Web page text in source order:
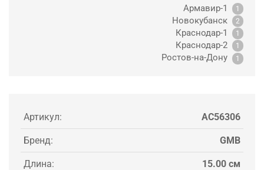
Армавир-1 1
Новокубанск 2
Краснодар-1 1
Краснодар-2 1
Ростов-на-Дону 1
Артикул: AC56306
Бренд: GMB
Длина: 15.00 см